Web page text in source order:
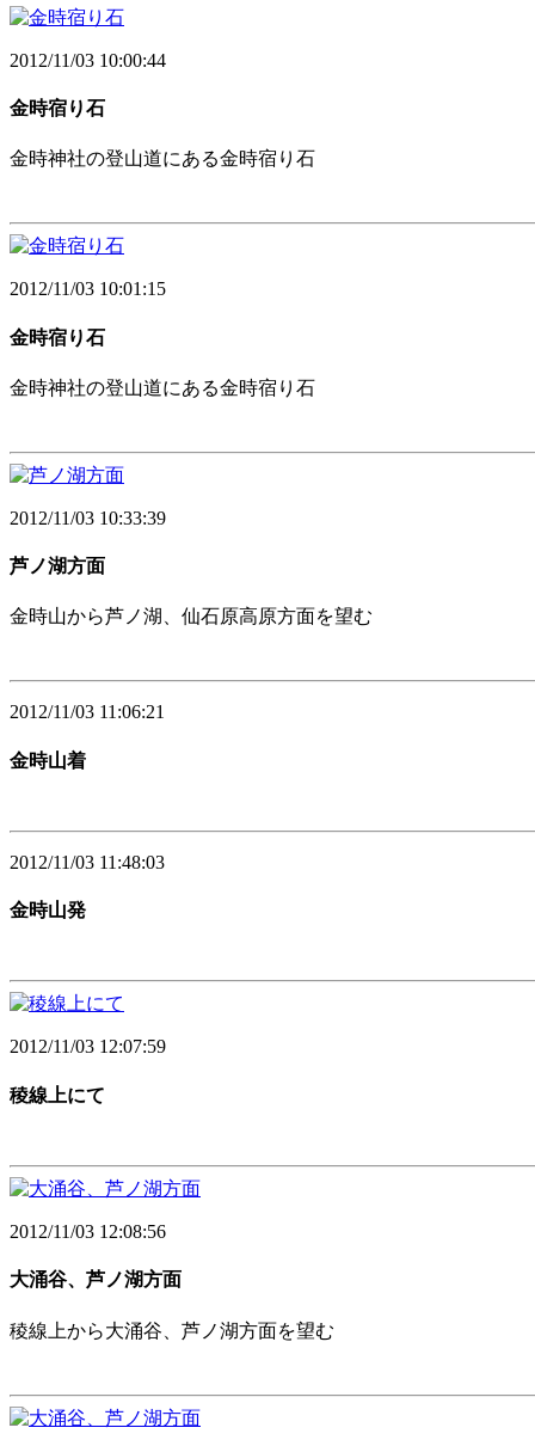
2012/11/03 10:00:44
金時宿り石
金時神社の登山道にある金時宿り石
2012/11/03 10:01:15
金時宿り石
金時神社の登山道にある金時宿り石
2012/11/03 10:33:39
芦ノ湖方面
金時山から芦ノ湖、仙石原高原方面を望む
2012/11/03 11:06:21
金時山着
2012/11/03 11:48:03
金時山発
2012/11/03 12:07:59
稜線上にて
2012/11/03 12:08:56
大涌谷、芦ノ湖方面
稜線上から大涌谷、芦ノ湖方面を望む